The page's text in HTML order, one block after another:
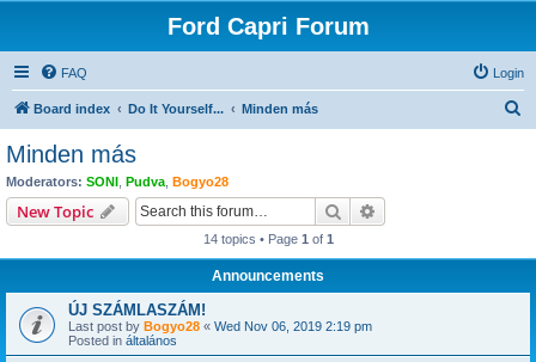
Ford Capri Forum
FAQ Login
Board index Do It Yourself... Minden más
Minden más
Moderators: SONI Pudva Bogyo28
New Topic Search
14 topics • Page 1 of 1
Announcements
ÚJ SZÁMLASZÁM!
Last post by Bogyo28 « Wed Nov 06, 2019 2:19 pm
Posted in általános